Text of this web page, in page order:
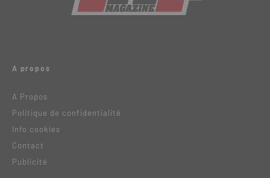
A propos
A Propos
Politique de confidentialité
Info cookies
Contact
Publicité